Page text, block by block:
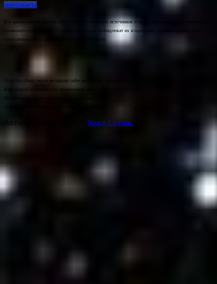
экзопланета
Все материалы на данном сайте взяты из открытых источников и предоставляются исключительно в
ознакомительных целях. Права на материалы принадлежат их владельцам. Администрация сайта
ответственности за содержание материала не несет.
Если Вы обнаружили на нашем сайте материалы, которые нарушают авторские права, принадлежащие
Вам, Вашей компании или организации, пожалуйста, сообщите нам.
На сайте могут быть опубликованы материалы 18+!
При цитировании ссылка на источник обязательна.
Авторские права © 2026 Space Liceum.